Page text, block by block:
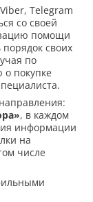
Telegram
со своей
помощи
своих
по
покупке
, в каждом
информации
на
числе